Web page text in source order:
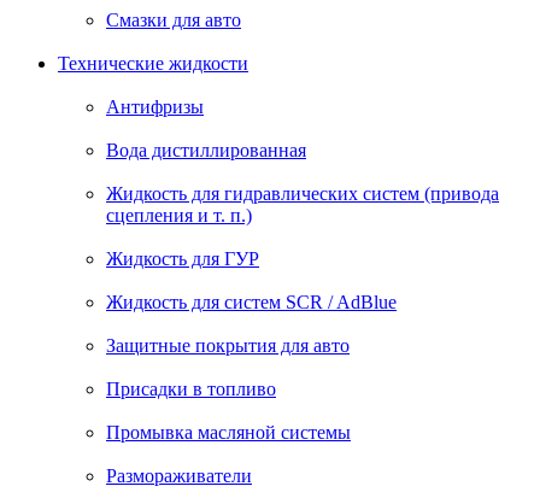
Смазки для авто
Технические жидкости
Антифризы
Вода дистиллированная
Жидкость для гидравлических систем (привода
сцепления и т. п.)
Жидкость для ГУР
Жидкость для систем SCR / AdBlue
Защитные покрытия для авто
Присадки в топливо
Промывка масляной системы
Размораживатели